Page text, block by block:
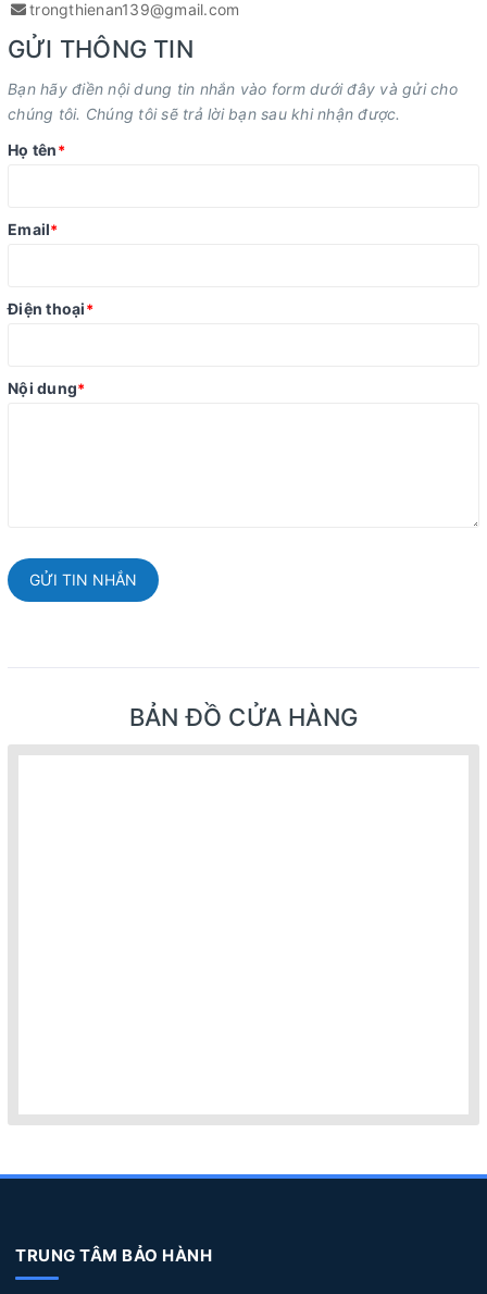
trongthienan139@gmail.com
GỬI THÔNG TIN
Bạn hãy điền nội dung tin nhắn vào form dưới đây và gửi cho
chúng tôi. Chúng tôi sẽ trả lời bạn sau khi nhận được.
Họ tên*
Email*
Điện thoại*
Nội dung*
GỬI TIN NHẮN
BẢN ĐỒ CỬA HÀNG
TRUNG TÂM BẢO HÀNH